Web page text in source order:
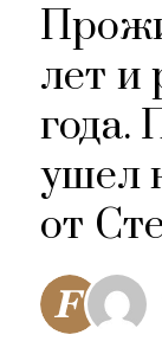
лет и
года.
ушел
от